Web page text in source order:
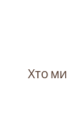
Хто ми